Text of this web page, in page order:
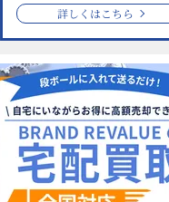
詳しくはこちら